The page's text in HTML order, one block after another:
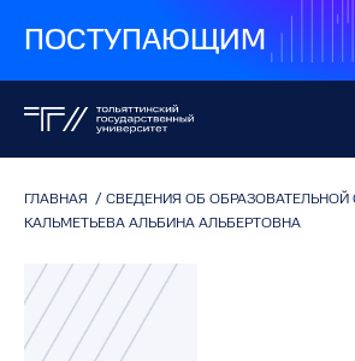
ПОСТУПАЮЩИМ
ГЛАВНАЯ / СВЕДЕНИЯ ОБ ОБРАЗОВАТЕЛЬНОЙ
КАЛЬМЕТЬЕВА АЛЬБИНА АЛЬБЕРТОВНА